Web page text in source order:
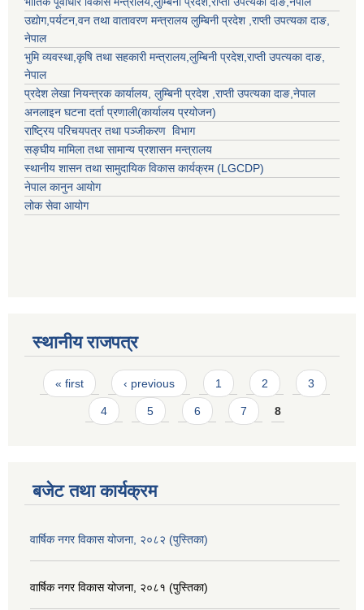
उद्याेग,पर्यटन,वन तथा वातावरण मन्त्रालय लुम्बिनी प्रदेश ,राप्ती उपत्यका दाङ,
नेपाल
भुमि व्यवस्था,कृषि तथा सहकारी मन्त्रालय,लुम्बिनी प्रदेश,राप्ती उपत्यका दाङ,
नेपाल
प्रदेश लेखा नियन्त्रक कार्यालय, लुम्बिनी प्रदेश ,राप्ती उपत्यका दाङ,नेपाल
अनलाइन घटना दर्ता प्रणाली(कार्यालय प्रयोजन)
राष्ट्रिय परिचयपत्र तथा पञ्जीकरण विभाग
सङ्घीय मामिला तथा सामान्य प्रशासन मन्त्रालय
स्थानीय शासन तथा सामुदायिक विकास कार्यक्रम (LGCDP)
नेपाल कानुन आयोग
लोक सेवा आयोग
स्थानीय राजपत्र
Pages
« first ‹ previous 1 2 3
4 5 6 7 8
बजेट तथा कार्यक्रम
वार्षिक नगर विकास योजना, २०८२ (पुस्तिका)
वार्षिक नगर विकास योजना, २०८१ (पुस्तिका)